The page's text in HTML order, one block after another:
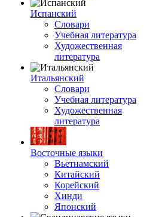
Испанский
Словари
Учебная литература
Художественная
литература
Итальянский
Словари
Учебная литература
Художественная
литература
Восточные языки
Вьетнамский
Китайский
Корейский
Хинди
Японский